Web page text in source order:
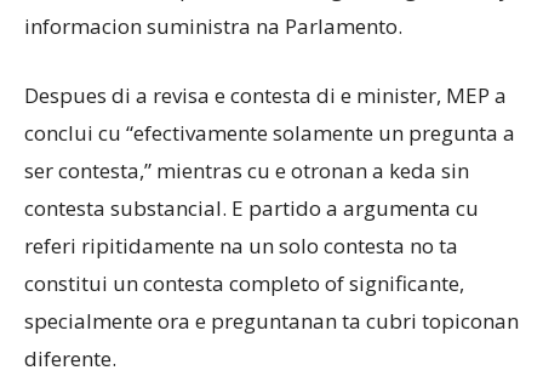
informacion suministra na Parlamento.
Despues di a revisa e contesta di e minister, MEP a
conclui cu “efectivamente solamente un pregunta a
ser contesta,” mientras cu e otronan a keda sin
contesta substancial. E partido a argumenta cu
referi ripitidamente na un solo contesta no ta
constitui un contesta completo of significante,
specialmente ora e preguntanan ta cubri topiconan
diferente.